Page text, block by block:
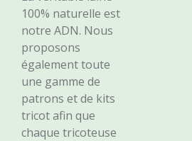
100% naturelle est
notre ADN. Nous
proposons
également toute
une gamme de
patrons et de kits
tricot afin que
chaque tricoteuse